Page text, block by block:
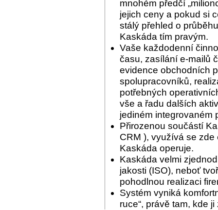
mnohém předčí
jejich ceny a pokud si
stálý přehled o
Kaskáda tím pravým.
Vaše každodenní
času, zasílání e-mailů
evidence obchodních
spolupracovníků,
potřebných
vše a řadu dalších
jediném integrovaném
Přirozenou součástí
CRM ), využívá se
Kaskáda operuje.
Kaskáda velmi
jakosti (ISO), neboť
pohodlnou realizaci
Systém vyniká
ruce“, právě tam, kde